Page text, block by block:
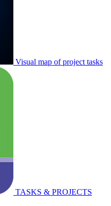
Visual map of project tasks
TASKS & PROJECTS